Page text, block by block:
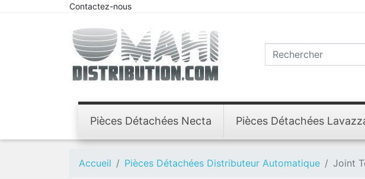
Contactez-nous
Pièces Détachées Necta Pièces Détachées
Accueil Pièces Détachées Distributeur Automatique Joint